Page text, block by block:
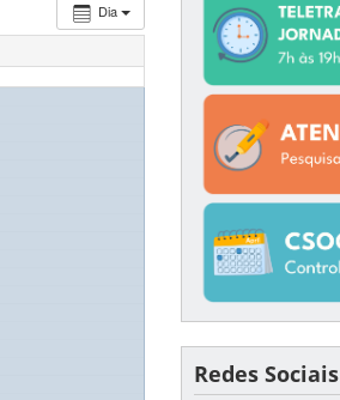
Dia
Redes Sociais